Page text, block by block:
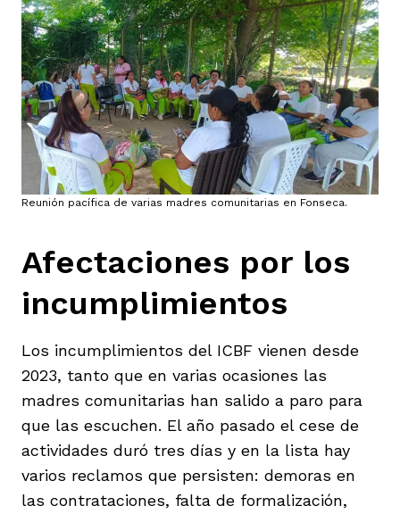
Reunión pacífica de varias madres comunitarias en Fonseca.
Afectaciones por los
incumplimientos
Los incumplimientos del ICBF vienen desde
2023, tanto que en varias ocasiones las
madres comunitarias han salido a paro para
que las escuchen. El año pasado el cese de
actividades duró tres días y en la lista hay
varios reclamos que persisten: demoras en
las contrataciones, falta de formalización,